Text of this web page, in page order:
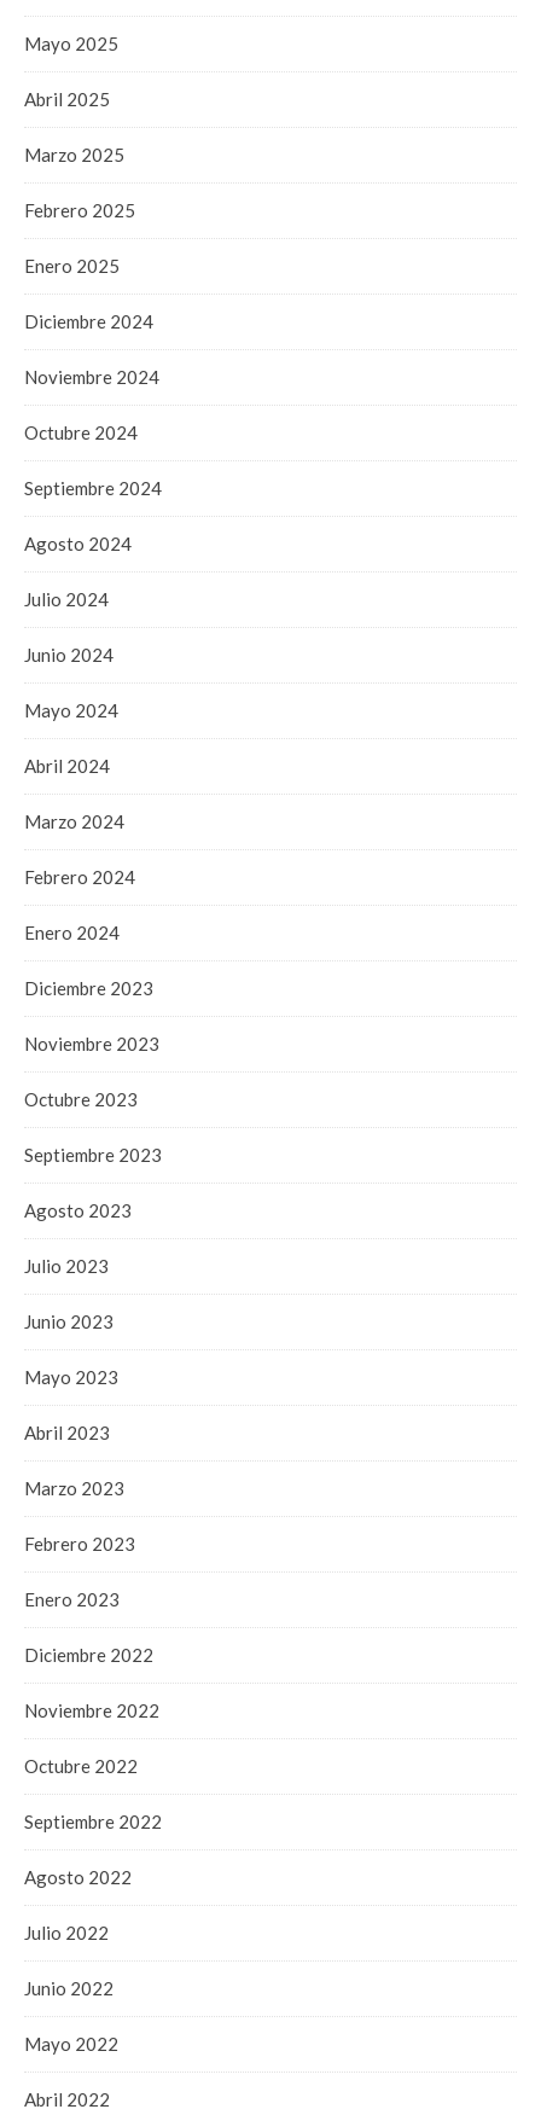
Mayo 2025
Abril 2025
Marzo 2025
Febrero 2025
Enero 2025
Diciembre 2024
Noviembre 2024
Octubre 2024
Septiembre 2024
Agosto 2024
Julio 2024
Junio 2024
Mayo 2024
Abril 2024
Marzo 2024
Febrero 2024
Enero 2024
Diciembre 2023
Noviembre 2023
Octubre 2023
Septiembre 2023
Agosto 2023
Julio 2023
Junio 2023
Mayo 2023
Abril 2023
Marzo 2023
Febrero 2023
Enero 2023
Diciembre 2022
Noviembre 2022
Octubre 2022
Septiembre 2022
Agosto 2022
Julio 2022
Junio 2022
Mayo 2022
Abril 2022